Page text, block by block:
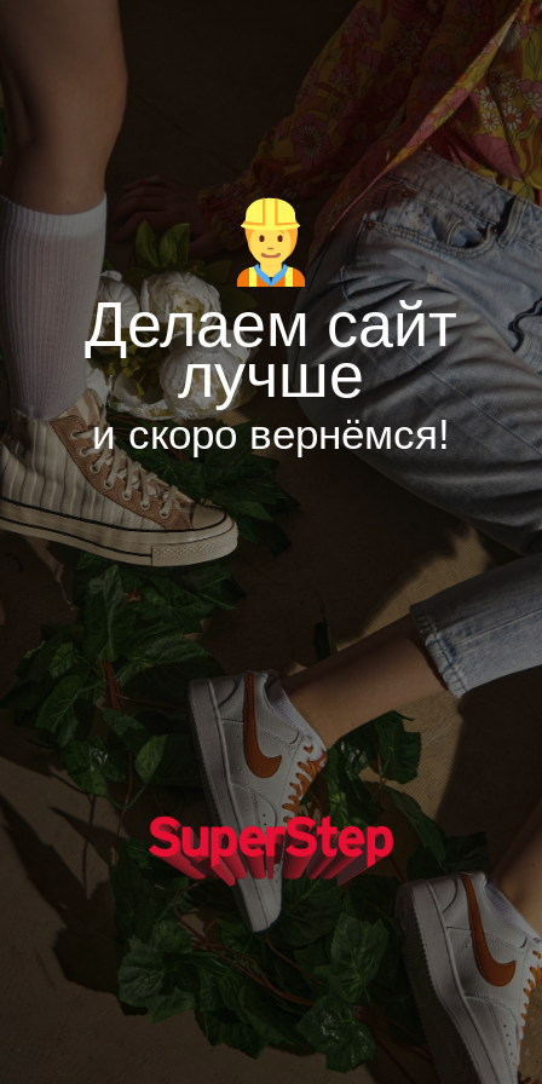
Делаем сайт
лучше
и скоро вернёмся!